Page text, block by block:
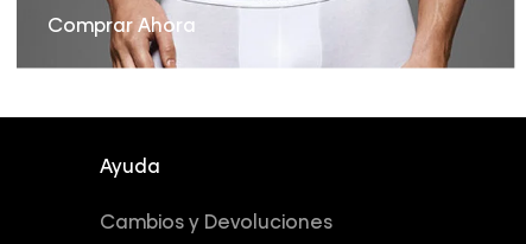
Comprar Ahora
Ayuda
Cambios y Devoluciones